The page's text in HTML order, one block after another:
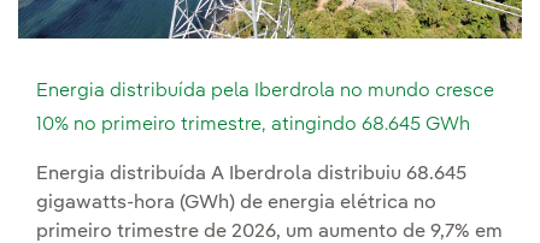
Energia distribuída pela Iberdrola no mundo cresce
10% no primeiro trimestre, atingindo 68.645 GWh
Energia distribuída A Iberdrola distribuiu 68.645
gigawatts-hora (GWh) de energia elétrica no
primeiro trimestre de 2026, um aumento de 9,7% em